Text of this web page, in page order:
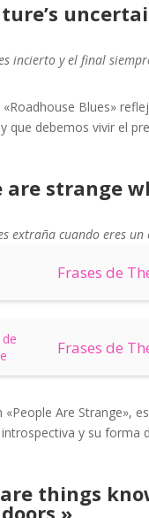
incierto y el final
«Roadhouse Blues»
que debemos vivir el
are strange
extraña cuando eres un
Frases de
Frases de
«People Are Strange»,
y su forma
things